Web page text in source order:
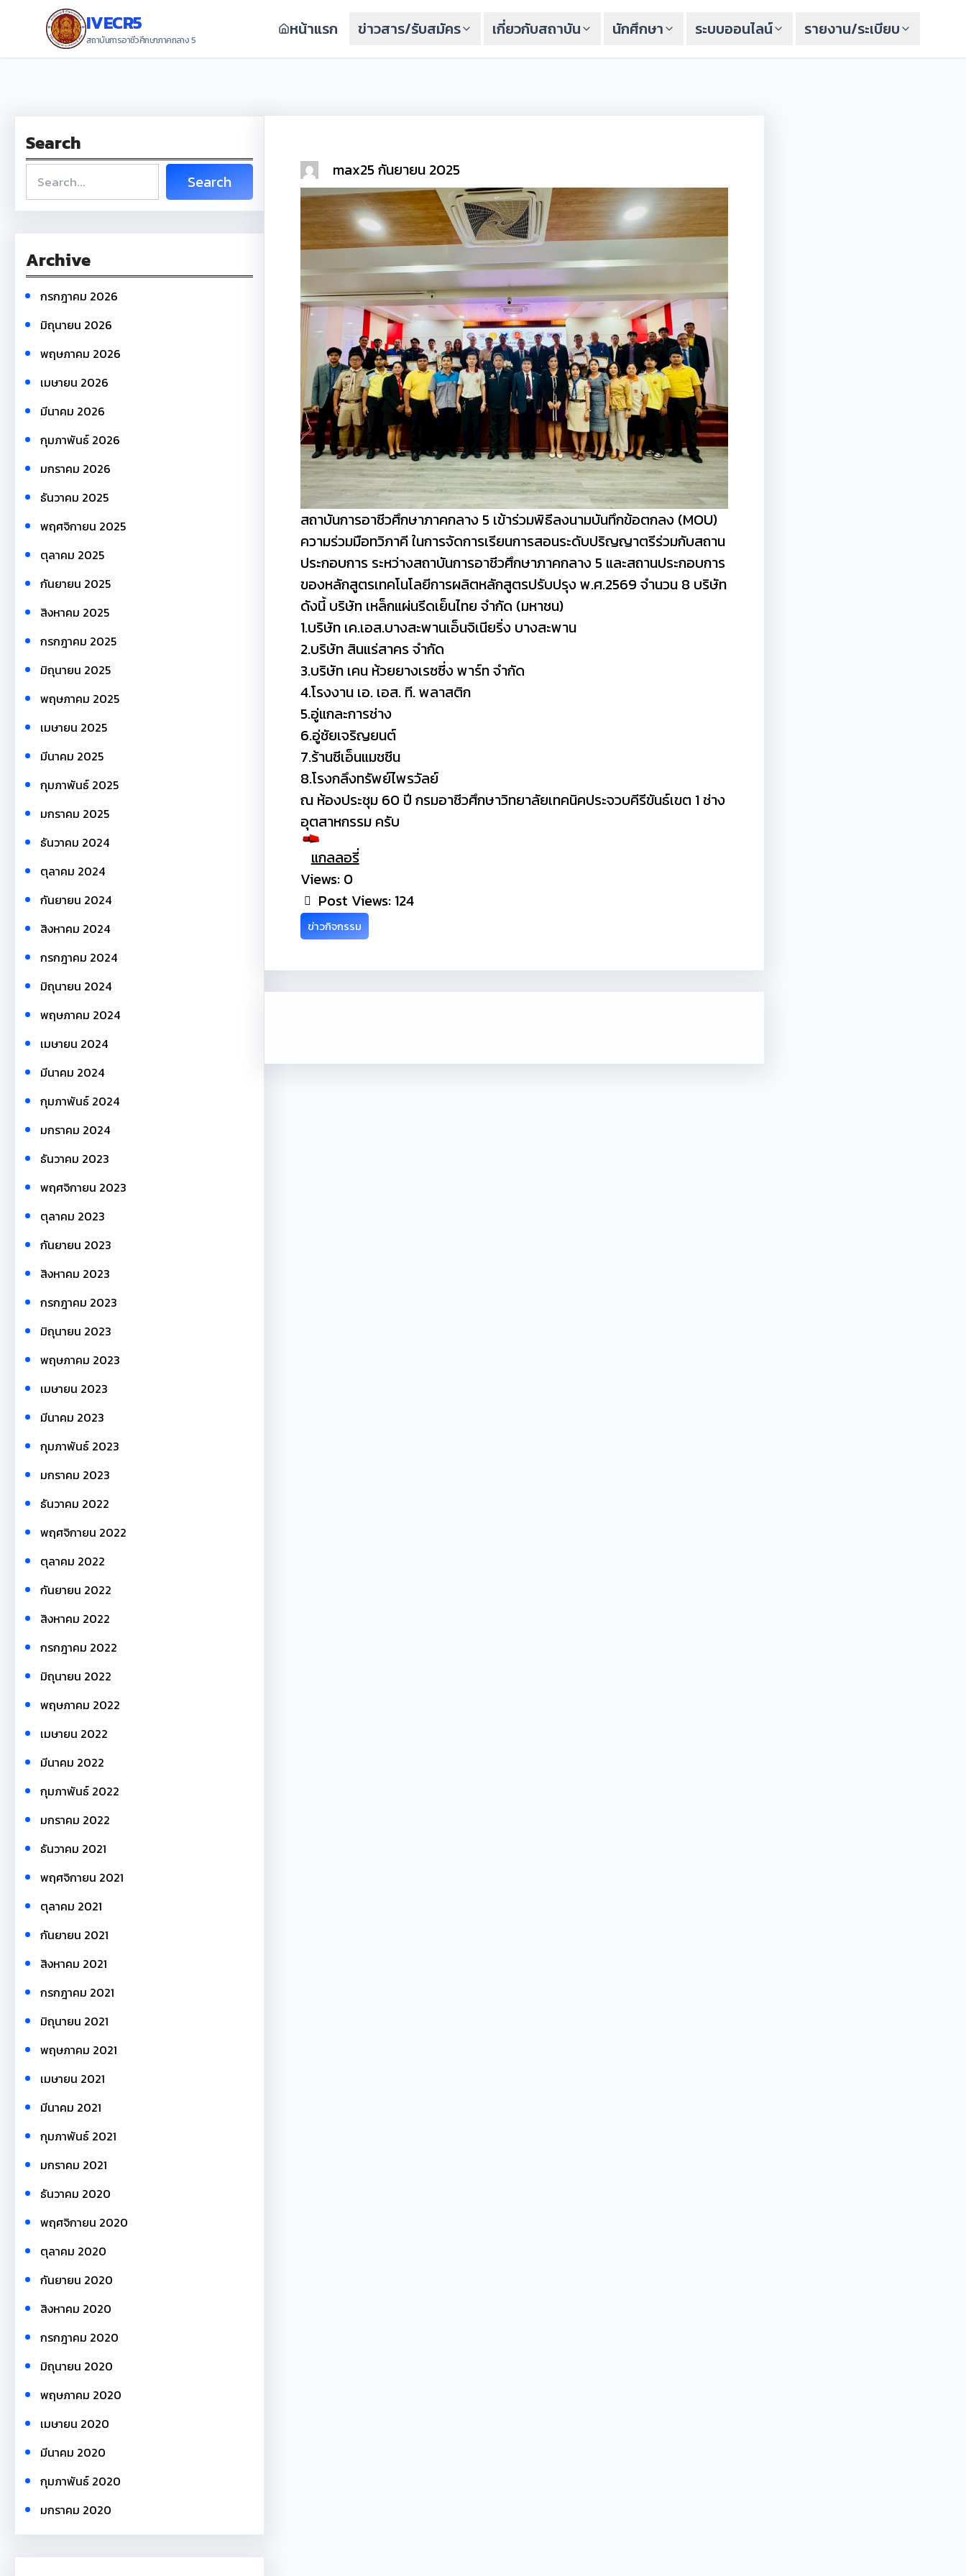
ยัง
IVECR5
สถาบันการอาชีวศึกษาภาคกลาง 5
หน้าแรก ข่าวสาร/รับสมัคร เกี่ยวกับสถาบัน นักศึกษา ระบบออนไลน์ รายงาน/ระเบียบ
Search
e
a
c
h
Search
Archive
กรกฎาคม 2026
มิถุนายน 2026
พฤษภาคม 2026
เมษายน 2026
มีนาคม 2026
กุมภาพันธ์ 2026
มกราคม 2026
ธันวาคม 2025
พฤศจิกายน 2025
ตุลาคม 2025
กันยายน 2025
สิงหาคม 2025
กรกฎาคม 2025
มิถุนายน 2025
พฤษภาคม 2025
เมษายน 2025
มีนาคม 2025
กุมภาพันธ์ 2025
มกราคม 2025
ธันวาคม 2024
ตุลาคม 2024
กันยายน 2024
สิงหาคม 2024
กรกฎาคม 2024
มิถุนายน 2024
พฤษภาคม 2024
เมษายน 2024
มีนาคม 2024
กุมภาพันธ์ 2024
มกราคม 2024
ธันวาคม 2023
พฤศจิกายน 2023
ตุลาคม 2023
กันยายน 2023
สิงหาคม 2023
กรกฎาคม 2023
มิถุนายน 2023
พฤษภาคม 2023
เมษายน 2023
มีนาคม 2023
กุมภาพันธ์ 2023
มกราคม 2023
ธันวาคม 2022
พฤศจิกายน 2022
ตุลาคม 2022
กันยายน 2022
สิงหาคม 2022
กรกฎาคม 2022
มิถุนายน 2022
พฤษภาคม 2022
เมษายน 2022
มีนาคม 2022
กุมภาพันธ์ 2022
มกราคม 2022
ธันวาคม 2021
พฤศจิกายน 2021
ตุลาคม 2021
กันยายน 2021
สิงหาคม 2021
กรกฎาคม 2021
มิถุนายน 2021
พฤษภาคม 2021
เมษายน 2021
มีนาคม 2021
กุมภาพันธ์ 2021
มกราคม 2021
ธันวาคม 2020
พฤศจิกายน 2020
ตุลาคม 2020
กันยายน 2020
สิงหาคม 2020
กรกฎาคม 2020
มิถุนายน 2020
พฤษภาคม 2020
เมษายน 2020
มีนาคม 2020
กุมภาพันธ์ 2020
มกราคม 2020
max25 กันยายน 2025
สถาบันการอาชีวศึกษาภาคกลาง 5 เข้าร่วมพิธีลงนามบันทึกข้อตกลง (MOU)
ความร่วมมือทวิภาคี ในการจัดการเรียนการสอนระดับปริญญาตรีร่วมกับสถาน
ประกอบการ ระหว่างสถาบันการอาชีวศึกษาภาคกลาง 5 และสถานประกอบการ
ของหลักสูตรเทคโนโลยีการผลิตหลักสูตรปรับปรุง พ.ศ.2569 จำนวน 8 บริษัท
ดังนี้ บริษัท เหล็กแผ่นรีดเย็นไทย จำกัด (มหาชน)
1.บริษัท เค.เอส.บางสะพานเอ็นจิเนียริ่ง บางสะพาน
2.บริษัท สินแร่สาคร จำกัด
3.บริษัท เคน ห้วยยางเรซซี่ง พาร์ท จำกัด
4.โรงงาน เอ. เอส. ที. พลาสติก
5.อู่แกละการช่าง
6.อู่ชัยเจริญยนต์
7.ร้านซีเอ็นแมชชีน
8.โรงกลึงทรัพย์ไพรวัลย์
ณ ห้องประชุม 60 ปี กรมอาชีวศึกษาวิทยาลัยเทคนิคประจวบคีรีขันธ์เขต 1 ช่าง
อุตสาหกรรม ครับ
แกลลอรี่
Views: 0
Post Views: 124
ข่าวกิจกรรม